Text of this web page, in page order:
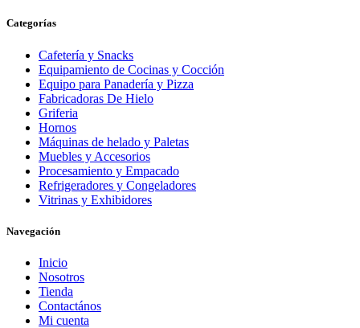
Categorías
Cafetería y Snacks
Equipamiento de Cocinas y Cocción
Equipo para Panadería y Pizza
Fabricadoras De Hielo
Griferia
Hornos
Máquinas de helado y Paletas
Muebles y Accesorios
Procesamiento y Empacado
Refrigeradores y Congeladores
Vitrinas y Exhibidores
Navegación
Inicio
Nosotros
Tienda
Contactános
Mi cuenta